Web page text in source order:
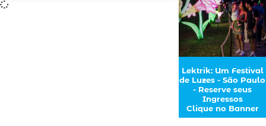
Lektrik: Um Festival
de Luzes - São Paulo
- Reserve seus
Ingressos
Clique no Banner